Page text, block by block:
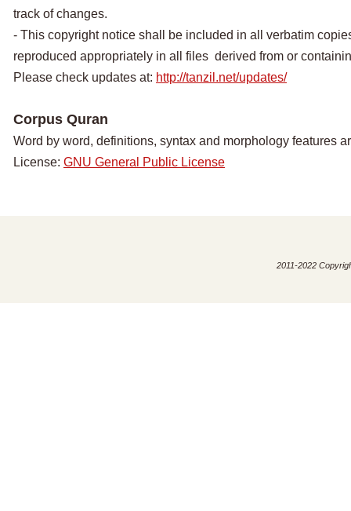
track of changes.
- This copyright notice shall be included in all verbatim
reproduced appropriately in all files derived from or
Please check updates at: http://tanzil.net/updates/
Corpus Quran
Word by word, definitions, syntax and morphology features
License: GNU General Public License
2011-2022